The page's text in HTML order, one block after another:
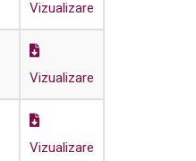
Vizualizare
Vizualizare
Vizualizare